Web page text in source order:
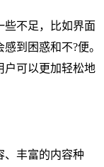
些不足，比如界面
到困惑和不?便。
户可以更加轻松地
、丰富的内容种